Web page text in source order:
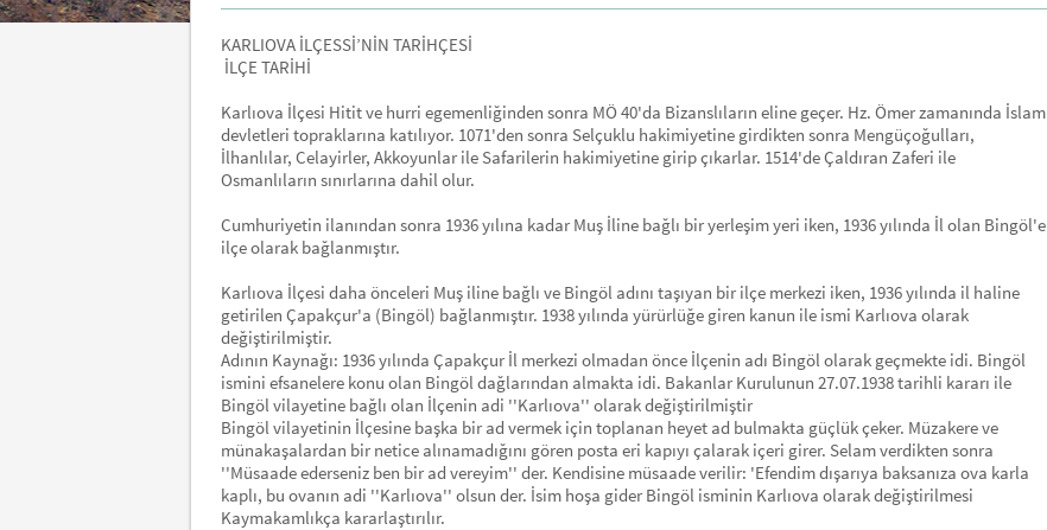
KARLIOVA İLÇESSİ’NİN TARİHÇESİ
İLÇE TARİHİ
Karlıova İlçesi Hitit ve hurri egemenliğinden sonra MÖ 40'da Bizanslıların eline geçer. Hz. Ömer zamanında İslam
devletleri topraklarına katılıyor. 1071'den sonra Selçuklu hakimiyetine girdikten sonra Mengüçoğulları,
İlhanlılar, Celayirler, Akkoyunlar ile Safarilerin hakimiyetine girip çıkarlar. 1514'de Çaldıran Zaferi ile
Osmanlıların sınırlarına dahil olur.
Cumhuriyetin ilanından sonra 1936 yılına kadar Muş İline bağlı bir yerleşim yeri iken, 1936 yılında İl olan Bingöl'e
ilçe olarak bağlanmıştır.
Karlıova İlçesi daha önceleri Muş iline bağlı ve Bingöl adını taşıyan bir ilçe merkezi iken, 1936 yılında il haline
getirilen Çapakçur'a (Bingöl) bağlanmıştır. 1938 yılında yürürlüğe giren kanun ile ismi Karlıova olarak
değiştirilmiştir.
Adının Kaynağı: 1936 yılında Çapakçur İl merkezi olmadan önce İlçenin adı Bingöl olarak geçmekte idi. Bingöl
ismini efsanelere konu olan Bingöl dağlarından almakta idi. Bakanlar Kurulunun 27.07.1938 tarihli kararı ile
Bingöl vilayetine bağlı olan İlçenin adi ''Karlıova'' olarak değiştirilmiştir
Bingöl vilayetinin İlçesine başka bir ad vermek için toplanan heyet ad bulmakta güçlük çeker. Müzakere ve
münakaşalardan bir netice alınamadığını gören posta eri kapıyı çalarak içeri girer. Selam verdikten sonra
''Müsaade ederseniz ben bir ad vereyim'' der. Kendisine müsaade verilir: 'Efendim dışarıya baksanıza ova karla
kaplı, bu ovanın adi ''Karlıova'' olsun der. İsim hoşa gider Bingöl isminin Karlıova olarak değiştirilmesi
Kaymakamlıkça kararlaştırılır.